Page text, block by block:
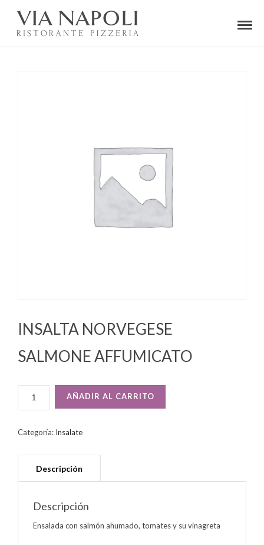
INSALTA NORVEGESE
SALMONE AFFUMICATO
AFFUMICATO
AÑADIR AL CARRITO
Categoría: Insalate
Descripción
Ensalada con salmón ahumado, tomates y su vinagreta